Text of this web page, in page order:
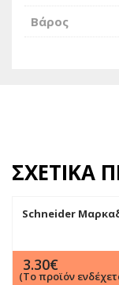
Βάρος
ΣΧΕΤΙΚΆ
Schneider
3.30€
(Το προϊόν